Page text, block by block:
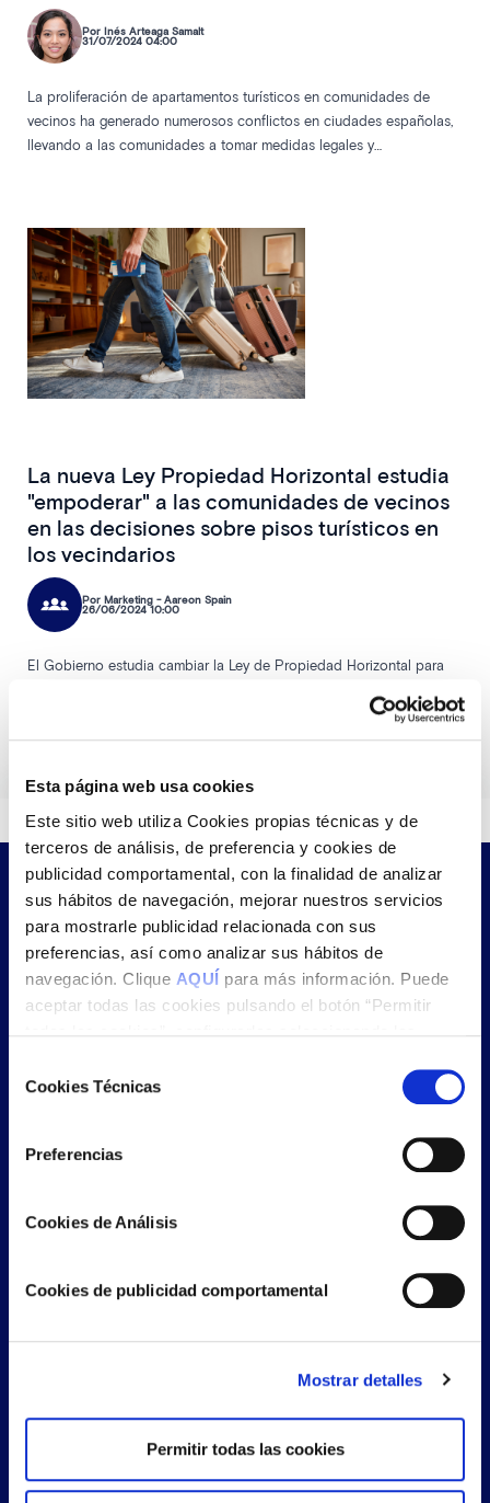
Esta página web usa cookies
Este sitio web utiliza Cookies propias técnicas y de
terceros de análisis, de preferencia y cookies de
publicidad comportamental, con la finalidad de analizar
sus hábitos de navegación, mejorar nuestros servicios
para mostrarle publicidad relacionada con sus
preferencias, así como analizar sus hábitos de
navegación. Clique AQUÍ para más información. Puede
aceptar todas las cookies pulsando el botón “Permitir
la selección” o rechazar su uso pulsando el botón “Solo
deCookies Técnicas
Preferencias
Cookies de Análisis
Cookies de publicidad comportamental
Mostrar detalles
Permitir todas las cookies
Por Inés Arteaga Samalt
31/07/2024 04:00
La proliferación de apartamentos turísticos en comunidades de
vecinos ha generado numerosos conflictos en ciudades españolas,
llevando a las comunidades a tomar medidas legales y
Generalitat de Cataluña han intensificado sus esfuerzos para cerrar
apartamentos ilegales. Los problemas incluyen ruidos, fiestas y uso
inapropiado de las instalaciones comunes, afectando negativamente
la convivencia y el valor de las propiedades​.
La nueva Ley Propiedad Horizontal estudia
"empoderar" a las comunidades de vecinos
en las decisiones sobre pisos turísticos en
los vecindarios
Por Marketing - Aareon Spain
26/06/2024 10:00
El Gobierno estudia cambiar la Ley de Propiedad Horizontal para
definir el papel de las comunidades de vecinos en la decisión de
permitirlos o no.
¿Te llamamos?
Déjanos tus datos y nos pondremos en contacto
contigo lo más pronto posible
No
Aceptopolítica de privacidadytérminos